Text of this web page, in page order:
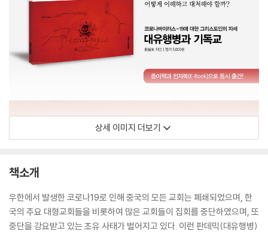
상세 이미지 더보기
책소개
우한에서 발생한 코로나19로 인해 중국의 모든 교회는 폐쇄되었으며, 한
국의 주요 대형교회들을 비롯하여 많은 교회들이 집회를 중단하였으며, 또
중단을 강요받고 있는 초유 사태가 벌어지고 있다. 이런 판데믹(대유행병)